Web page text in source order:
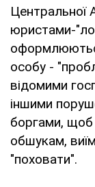
Центральної
юристами-
особу -
відомими
іншими
боргами, щоб
обшукам,
"поховати".